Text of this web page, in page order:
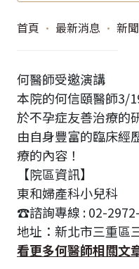
首頁 • 最新消息 • 新
何醫師受邀演講
本院的何信頤醫師3/
於不孕症友善治療的
由自身豐富的臨床經
療的內容！
【院區資訊】
東和婦產科小兒科
☎️諮詢專線 : 02-
地址：新北市三重區
看更多何醫師相關文